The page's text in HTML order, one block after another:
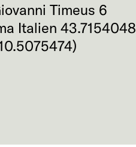
Timeus 6
Italien 43.7154048
)